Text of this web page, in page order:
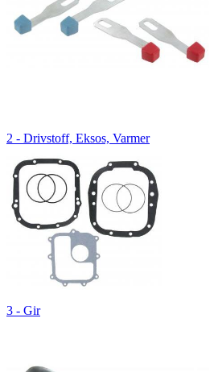
2 - Drivstoff, Eksos, Varmer
3 - Gir